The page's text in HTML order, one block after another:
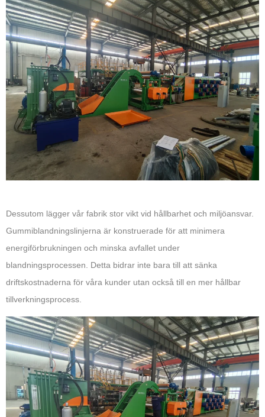
Dessutom lägger vår fabrik stor vikt vid hållbarhet och miljöansvar.
Gummiblandningslinjerna är konstruerade för att minimera
energiförbrukningen och minska avfallet under
blandningsprocessen. Detta bidrar inte bara till att sänka
driftskostnaderna för våra kunder utan också till en mer hållbar
tillverkningsprocess.